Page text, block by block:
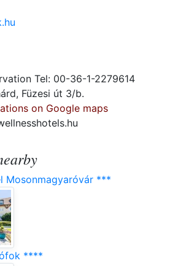
Tel: 00-36-1-2279614
Füzesi út 3/b.
on Google maps
***
****